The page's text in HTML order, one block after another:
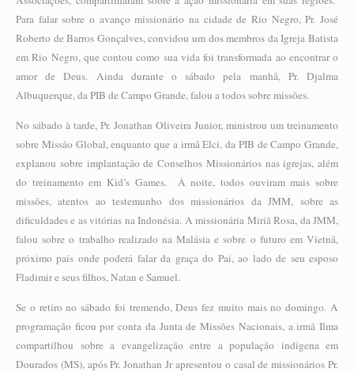
Para falar sobre o avanço missionário na cidade de Rio Negro, Pr. José
Roberto de Barros Gonçalves, convidou um dos membros da Igreja Batista
em Rio Negro, que contou como sua vida foi transformada ao encontrar o
amor de Deus. Ainda durante o sábado pela manhã, Pr. Djalma
Albuquerque, da PIB de Campo Grande, falou a todos sobre missões.
No sábado à tarde, Pr. Jonathan Oliveira Junior, ministrou um treinamento
sobre Missão Global, enquanto que a irmã Elci, da PIB de Campo Grande,
explanou sobre implantação de Conselhos Missionários nas igrejas, além
do treinamento em Kid’s Games. À noite, todos ouviram mais sobre
missões, atentos ao testemunho dos missionários da JMM, sobre as
dificuldades e as vitórias na Indonésia. A missionária Miriã Rosa, da JMM,
falou sobre o trabalho realizado na Malásia e sobre o futuro em Vietnã,
próximo país onde poderá falar da graça do Pai, ao lado de seu esposo
Fladimir e seus filhos, Natan e Samuel.
Se o retiro no sábado foi tremendo, Deus fez muito mais no domingo. A
programação ficou por conta da Junta de Missões Nacionais, a irmã Ilma
compartilhou sobre a evangelização entre a população indígena em
Dourados (MS), após Pr. Jonathan Jr apresentou o casal de missionários Pr.